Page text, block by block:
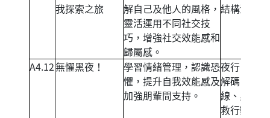
我探索之旅
解自己及他人的風格，
靈活運用不同社交技
巧，增強社交效能感和
歸屬感。
結構活動。
A4.12無懼黑夜！
學習情緒管理，認識恐
懼，提升自我效能感及
加強朋輩間支持。
夜行、密室
解碼、生命
線、黑夜拯
救行動、星